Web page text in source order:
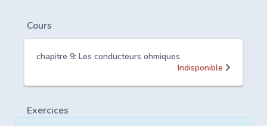
Cours
chapitre 9: Les conducteurs ohmiques
Indisponible
Exercices